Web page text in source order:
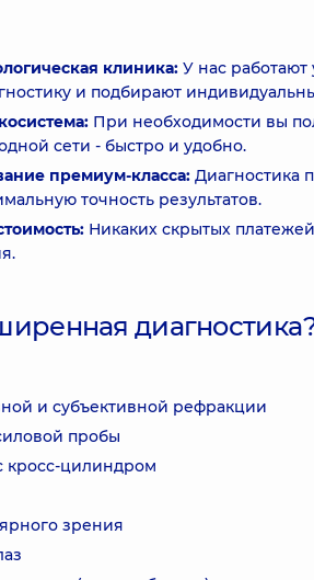
клиника: У нас
и подбирают
При необходимости вы
сети - быстро и удобно.
премиум-класса: Диагностика
точность результатов.
Никаких скрытых
и субъективной рефракции
пробы
кросс-цилиндром
зрения